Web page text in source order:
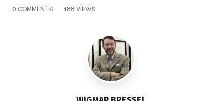
0 COMMENTS 188 VIEWS